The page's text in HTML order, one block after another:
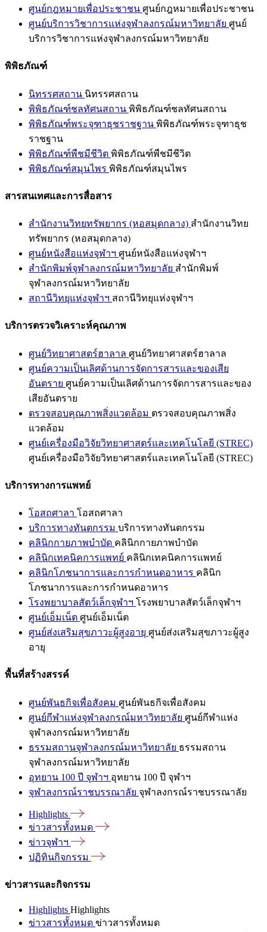
ศูนย์กฎหมายเพื่อประชาชน ศูนย์กฎหมายเพื่อประชาชน
ศูนย์บริการวิชาการแห่งจุฬาลงกรณ์มหาวิทยาลัย ศูนย์
บริการวิชาการแห่งจุฬาลงกรณ์มหาวิทยาลัย
พิพิธภัณฑ์
นิทรรศสถาน นิทรรศสถาน
พิพิธภัณฑ์ชลทัศนสถาน พิพิธภัณฑ์ชลทัศนสถาน
พิพิธภัณฑ์พระจุฑาธุชราชฐาน พิพิธภัณฑ์พระจุฑาธุช
ราชฐาน
พิพิธภัณฑ์พืชมีชีวิต พิพิธภัณฑ์พืชมีชีวิต
พิพิธภัณฑ์สมุนไพร พิพิธภัณฑ์สมุนไพร
สารสนเทศและการสื่อสาร
สำนักงานวิทยทรัพยากร (หอสมุดกลาง) สำนักงานวิทย
ทรัพยากร (หอสมุดกลาง)
ศูนย์หนังสือแห่งจุฬาฯ ศูนย์หนังสือแห่งจุฬาฯ
สำนักพิมพ์จุฬาลงกรณ์มหาวิทยาลัย สำนักพิมพ์
จุฬาลงกรณ์มหาวิทยาลัย
สถานีวิทยุแห่งจุฬาฯ สถานีวิทยุแห่งจุฬาฯ
บริการตรวจวิเคราะห์คุณภาพ
ศูนย์วิทยาศาสตร์ฮาลาล ศูนย์วิทยาศาสตร์ฮาลาล
ศูนย์ความเป็นเลิศด้านการจัดการสารและของเสีย
อันตราย ศูนย์ความเป็นเลิศด้านการจัดการสารและของ
เสียอันตราย
ตรวจสอบคุณภาพสิ่งแวดล้อม ตรวจสอบคุณภาพสิ่ง
แวดล้อม
ศูนย์เครื่องมือวิจัยวิทยาศาสตร์และเทคโนโลยี (STREC)
ศูนย์เครื่องมือวิจัยวิทยาศาสตร์และเทคโนโลยี (STREC)
บริการทางการแพทย์
โอสถศาลา โอสถศาลา
บริการทางทันตกรรม บริการทางทันตกรรม
คลินิกกายภาพบำบัด คลินิกกายภาพบำบัด
คลินิกเทคนิคการแพทย์ คลินิกเทคนิคการแพทย์
คลินิกโภชนาการและการกำหนดอาหาร คลินิก
โภชนาการและการกำหนดอาหาร
โรงพยาบาลสัตว์เล็กจุฬาฯ โรงพยาบาลสัตว์เล็กจุฬาฯ
ศูนย์เอ็มเน็ต ศูนย์เอ็มเน็ต
ศูนย์ส่งเสริมสุขภาวะผู้สูงอายุ ศูนย์ส่งเสริมสุขภาวะผู้สูง
อายุ
พื้นที่สร้างสรรค์
ศูนย์พันธกิจเพื่อสังคม ศูนย์พันธกิจเพื่อสังคม
ศูนย์กีฬาแห่งจุฬาลงกรณ์มหาวิทยาลัย ศูนย์กีฬาแห่ง
จุฬาลงกรณ์มหาวิทยาลัย
ธรรมสถานจุฬาลงกรณ์มหาวิทยาลัย ธรรมสถาน
จุฬาลงกรณ์มหาวิทยาลัย
อุทยาน 100 ปี จุฬาฯ อุทยาน 100 ปี จุฬาฯ
จุฬาลงกรณ์ราชบรรณาลัย จุฬาลงกรณ์ราชบรรณาลัย
Highlights
ข่าวสารทั้งหมด
ข่าวจุฬาฯ
ปฏิทินกิจกรรม
ข่าวสารและกิจกรรม
Highlights Highlights
ข่าวสารทั้งหมด ข่าวสารทั้งหมด